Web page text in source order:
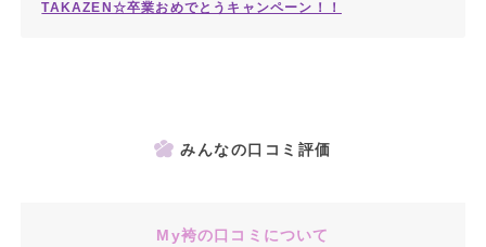
可愛らしさを纏ってほしい。
わたしたちの原動力もまた、
TAKAZEN☆卒業おめでとうキャンペーン！！
みんなの口コミ評価
My袴の口コミについて